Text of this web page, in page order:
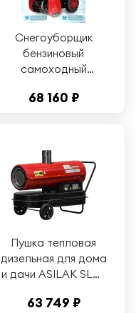
Снегоуборщик
бензиновый
самоходный
л. с, ширина уборки
68 160 ₽
Пушка тепловая
дизельная для дома
и дачи ASILAK SLD-
нагрев (AS6312-6)
63 749 ₽